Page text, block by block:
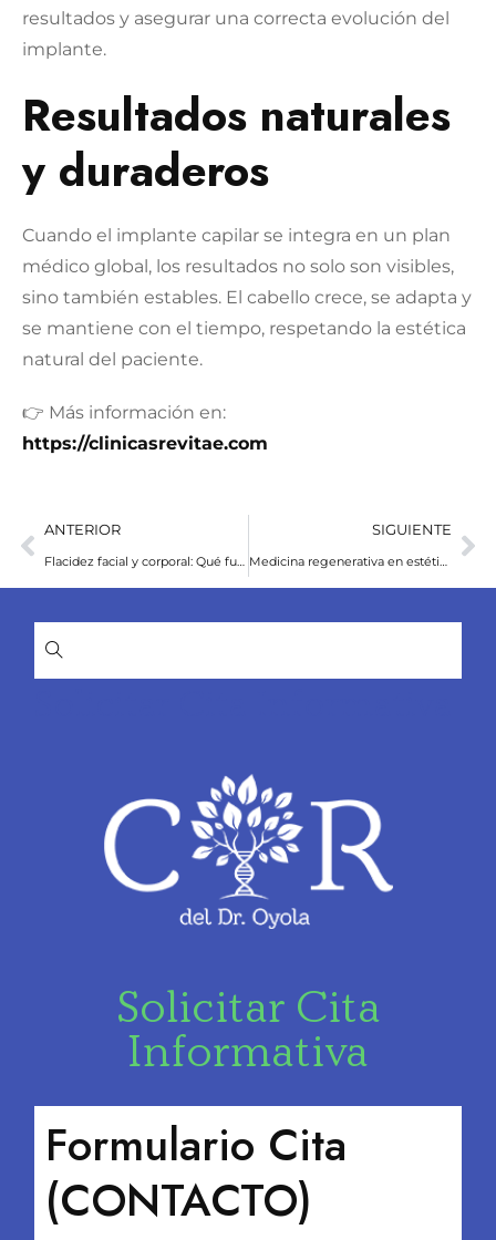
resultados y asegurar una correcta evolución del
implante.
Resultados naturales
y duraderos
Cuando el implante capilar se integra en un plan
médico global, los resultados no solo son visibles,
sino también estables. El cabello crece, se adapta y
se mantiene con el tiempo, respetando la estética
natural del paciente.
👉 Más información en:
https://clinicasrevitae.com
ANTERIOR
Flacidez facial y corporal: Qué funciona realmente y qué no según la medicina estética
SIGUIENTE
Medicina regenerativa en estética: Reparar, rejuvenecer y mejorar desde el interior
Solicitar Cita
Informativa
Formulario Cita
(CONTACTO)